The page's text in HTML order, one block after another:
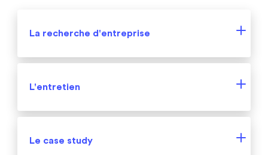
La recherche d'entreprise
La dernière semaine du bootcamp, vous aurez
Red flag… Noé a fait un
L'entretien
Phase stressante et toujours redoutée,
Le case study